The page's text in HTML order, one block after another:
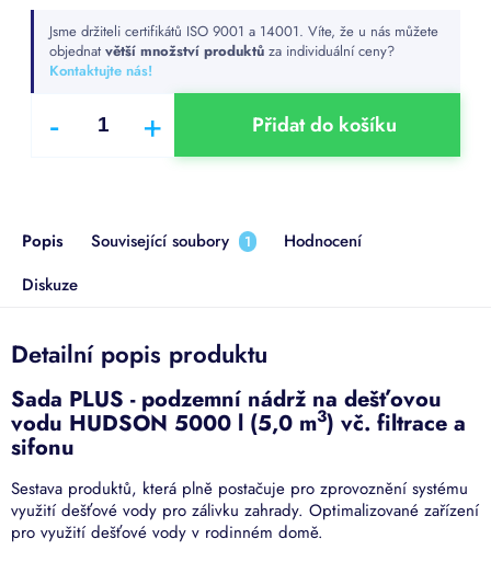
cena:Jsme držiteli certifikátů ISO 9001 a 14001. Víte, že u nás můžete
objednat větší množství produktů za individuální ceny?
Kontaktujte nás!
Přidat do košíku
Popis Související soubory 1
Hodnocení
Diskuze
Detailní popis produktu
Sada PLUS - podzemní nádrž na dešťovou
vodu HUDSON 5000 l (5,0 m3) vč. filtrace a
sifonu
Sestava produktů, která plně postačuje pro zprovoznění systému
využití dešťové vody pro zálivku zahrady. Optimalizované zařízení
pro využití dešťové vody v rodinném domě.